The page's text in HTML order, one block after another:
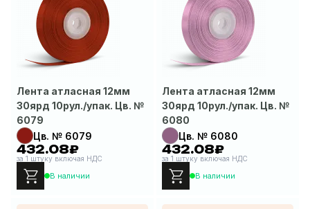
Лента атласная 12мм
30ярд 10рул./упак. Цв. №
6079
Цв. № 6079
432.08₽
за 1 штуку включая НДС
В наличии
Лента атласная 12мм
30ярд 10рул./упак. Цв. №
6080
Цв. № 6080
432.08₽
за 1 штуку включая НДС
В наличии